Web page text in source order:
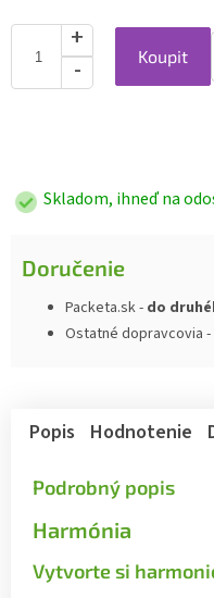
Koupit
Skladom, ihneď na
Doručenie
Packeta.sk - do
Ostatné dopravcovia -
Popis Hodnotenie
Podrobný popis
Harmónia
Vytvorte si